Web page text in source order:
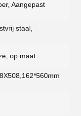
Aangepast
staal,
op maat